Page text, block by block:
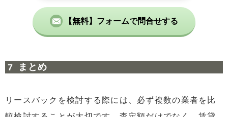
【無料】フォームで問合せする
まとめ
リースバックを検討する際には、必ず複数の業者を比